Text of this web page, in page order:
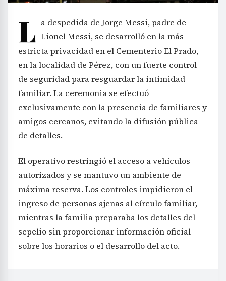
L a despedida de Jorge Messi, padre de
Lionel Messi, se desarrolló en la más
estricta privacidad en el Cementerio El Prado,
en la localidad de Pérez, con un fuerte control
de seguridad para resguardar la intimidad
familiar. La ceremonia se efectuó
exclusivamente con la presencia de familiares y
amigos cercanos, evitando la difusión pública
de detalles.
El operativo restringió el acceso a vehículos
autorizados y se mantuvo un ambiente de
máxima reserva. Los controles impidieron el
ingreso de personas ajenas al círculo familiar,
mientras la familia preparaba los detalles del
sepelio sin proporcionar información oficial
sobre los horarios o el desarrollo del acto.